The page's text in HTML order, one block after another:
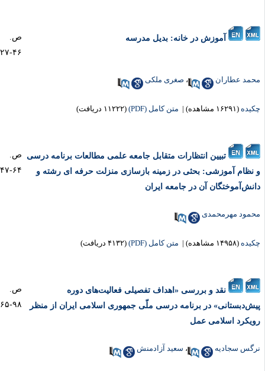
آموزش در خانه: بدیل مدرسه
ص.
عطاران ،صغری ملکی
(۱۶۲۹۱ مشاهده) | متن کامل (PDF) (۱۱۲۲۲ دریافت)
تبیین انتظارات متقابل جامعه علمی مطالعات برنامه درسی
نظام آموزشی: بحثی در زمینه بازسازی منزلت حرفه‏ ای رشته و
آن در جامعه ایران
ص.
مهرمحمدی
(۱۴۹۵۸ مشاهده) | متن کامل (PDF) (۴۱۳۲ دریافت)
نقد و بررسی «اهداف تفصیلی فعالیت‌های دوره
در برنامه درسی ملّی جمهوری اسلامی ایران از منظر
اسلامی عمل
ص.
سجادیه ،سعید آزادمنش